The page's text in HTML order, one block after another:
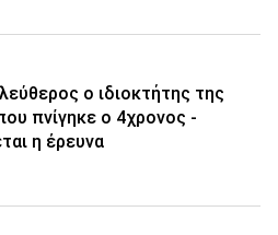
ο ιδιοκτήτης της
πνίγηκε ο 4χρονος -
η έρευνα